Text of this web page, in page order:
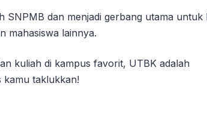
SNPMB dan menjadi gerbang utama untuk
mahasiswa lainnya.
kuliah di kampus favorit, UTBK adalah
kamu taklukkan!